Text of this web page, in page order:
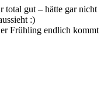
total gut – hätte gar nicht
:)
Frühling endlich kommt